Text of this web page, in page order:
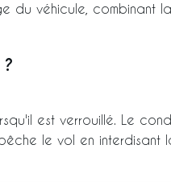
du véhicule,
est verrouillé. Le
le vol en